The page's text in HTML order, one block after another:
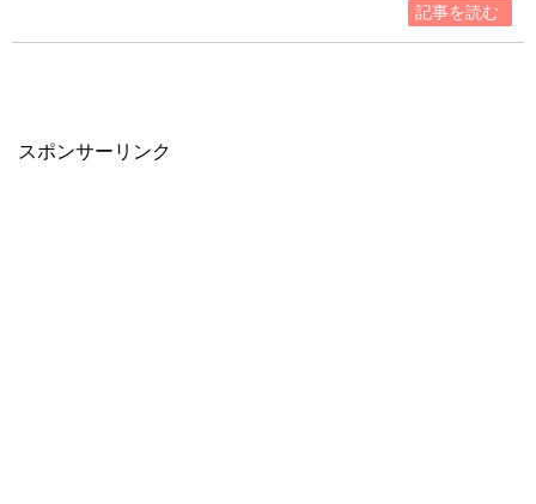
記事を読む
スポンサーリンク